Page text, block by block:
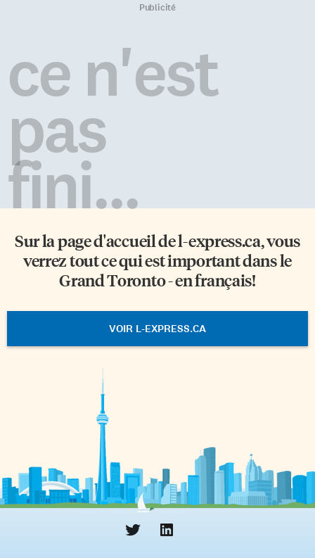
Publicité
ce n'est
pas
fini...
Sur la page d'accueil del-express.ca, vous
verrez tout ce qui est important dans le
Grand Toronto - en français!
VOIR L-EXPRESS.CA